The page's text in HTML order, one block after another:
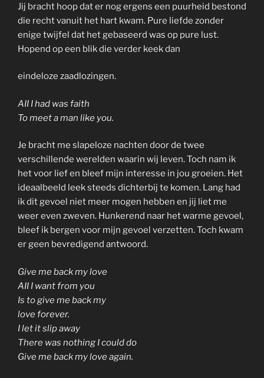
Jij bracht hoop dat er nog ergens een puurheid bestond
die recht vanuit het hart kwam. Pure liefde zonder
enige twijfel dat het gebaseerd was op pure lust.
Hopend op een blik die verder keek dan
eindeloze zaadlozingen.
AII I had was faith
To meet a man like you.
Je bracht me slapeloze nachten door de twee
verschillende werelden waarin wij leven. Toch nam ik
het voor lief en bleef mijn interesse in jou groeien. Het
ideaalbeeld leek steeds dichterbij te komen. Lang had
ik dit gevoel niet meer mogen hebben en jij liet me
weer even zweven. Hunkerend naar het warme gevoel,
bleef ik bergen voor mijn gevoel verzetten. Toch kwam
er geen bevredigend antwoord.
Give me back my love
AII I want from you
Is to give me back my
love forever.
I let it slip away
There was nothing I could do
Give me back my love again.